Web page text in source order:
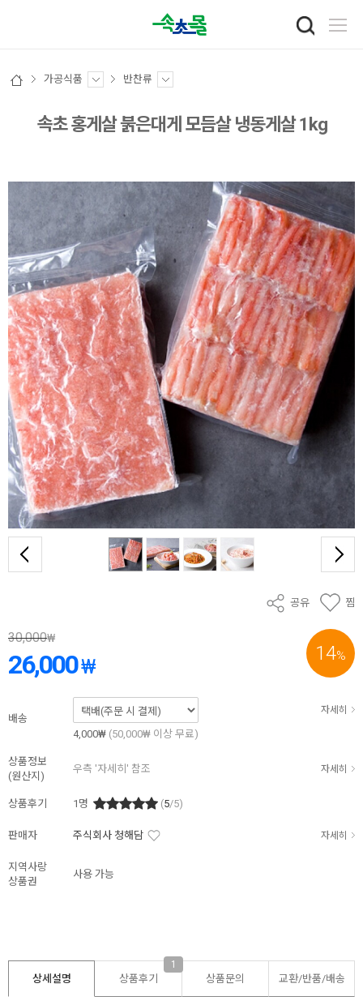
가공식품 반찬류
속초 홍게살 붉은대게 모듬살 냉동게살 1kg
공유 찜
14%
30,000₩
26,000₩
배송
자세히
4,000₩ (50,000₩ 이상 무료)
상품정보
(원산지)
우측 '자세히' 참조 자세히
상품후기 1 명 (5/5)
판매자 주식회사 청해담 자세히
지역사랑
상품권
사용 가능
상세설명 상품후기
1
상품문의 교환/반품/배송